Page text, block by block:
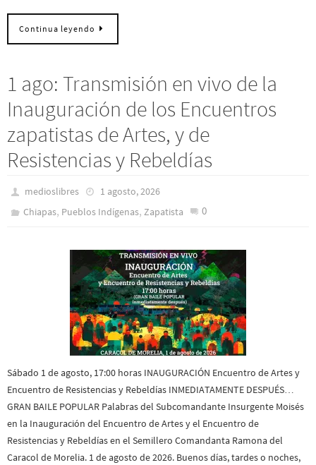
Continua leyendo
1 ago: Transmisión en vivo de la
Inauguración de los Encuentros
zapatistas de Artes, y de
Resistencias y Rebeldías
medioslibres
1 agosto, 2026
Chiapas, Pueblos Indí­genas, Zapatista 0
Sábado 1 de agosto, 17:00 horas INAUGURACIÓN Encuentro de Artes y
Encuentro de Resistencias y Rebeldías INMEDIATAMENTE DESPUÉS…
GRAN BAILE POPULAR Palabras del Subcomandante Insurgente Moisés
en la Inauguración del Encuentro de Artes y el Encuentro de
Resistencias y Rebeldías en el Semillero Comandanta Ramona del
Caracol de Morelia. 1 de agosto de 2026. Buenos días, tardes o noches,